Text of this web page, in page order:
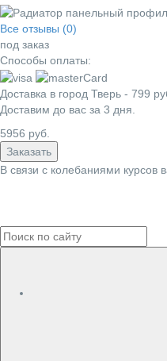
Все отзывы (0)
под заказ
Способы оплаты:
Доставка в город Тверь - 799
Доставим до вас за 3 дня.
5956 руб.
Заказать
В связи с колебаниями курсов